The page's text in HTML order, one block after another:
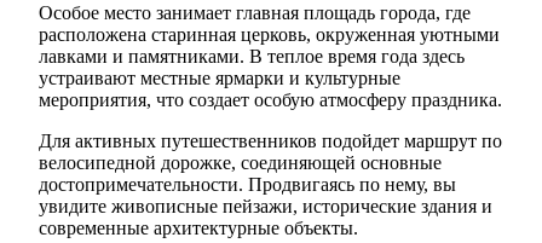
Особое место занимает главная площадь города, где
расположена старинная церковь, окруженная уютными
лавками и памятниками. В теплое время года здесь
устраивают местные ярмарки и культурные
мероприятия, что создает особую атмосферу праздника.
Для активных путешественников подойдет маршрут по
велосипедной дорожке, соединяющей основные
достопримечательности. Продвигаясь по нему, вы
увидите живописные пейзажи, исторические здания и
современные архитектурные объекты.